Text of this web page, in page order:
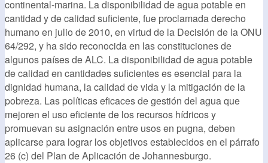
continental-marina. La disponibilidad de agua potable en
cantidad y de calidad suficiente, fue proclamada derecho
humano en julio de 2010, en virtud de la Decisión de la ONU
64/292, y ha sido reconocida en las constituciones de
algunos países de ALC. La disponibilidad de agua potable
de calidad en cantidades suficientes es esencial para la
dignidad humana, la calidad de vida y la mitigación de la
pobreza. Las políticas eficaces de gestión del agua que
mejoren el uso eficiente de los recursos hídricos y
promuevan su asignación entre usos en pugna, deben
aplicarse para lograr los objetivos establecidos en el párrafo
26 (c) del Plan de Aplicación de Johannesburgo.